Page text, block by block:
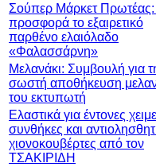
Σούπερ Μάρκετ Πρωτέας:
προσφορά το εξαιρετικό
παρθένο ελαιόλαδο
«Φαλασσάρνη»
Μελανάκι: Συμβουλή για
σωστή αποθήκευση
του εκτυπωτή
Ελαστικά για έντονες
συνθήκες και
χιονοκουβέρτες από τον
ΤΣΑΚΙΡΙΔΗ